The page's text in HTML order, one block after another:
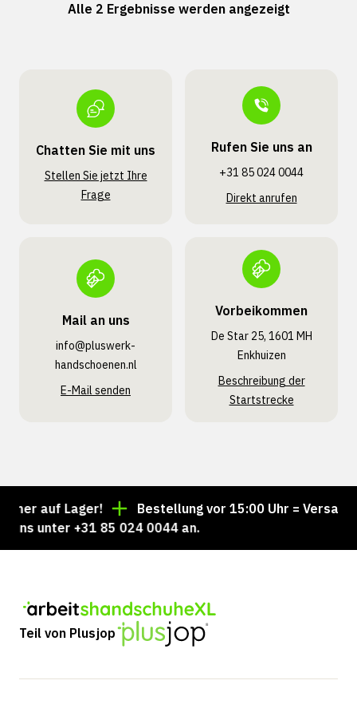
Alle 2 Ergebnisse werden angezeigt
Chatten Sie mit uns
Stellen Sie jetzt Ihre
Frage
Rufen Sie uns an
+31 85 024 0044
Direkt anrufen
Mail an uns
info@pluswerk­
handschoenen.nl
E-Mail senden
Vorbeikommen
De Star 25, 1601 MH
Enkhuizen
Beschreibung der
Startstrecke
auf Lager!
Bestellung vor 15:00 Uhr = Versand
unter +31 85 024 0044 an.
Teil von Plusjop